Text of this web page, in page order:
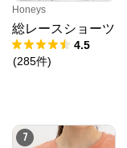
Honeys
総レースショーツ
4.5
(285件)
7